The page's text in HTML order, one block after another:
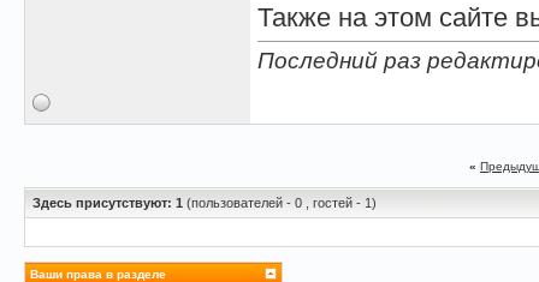
Также на этом сайте
Последний раз
«
Здесь присутствуют: 1 (пользователей - 0 , гостей - 1)
Ваши права в разделе